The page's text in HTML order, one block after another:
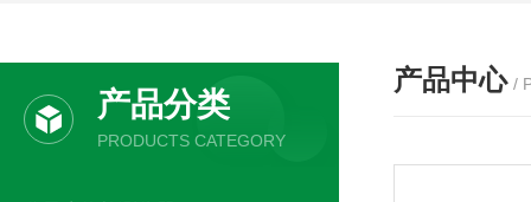
产品中心 /
产品分类
PRODUCTS CATEGORY